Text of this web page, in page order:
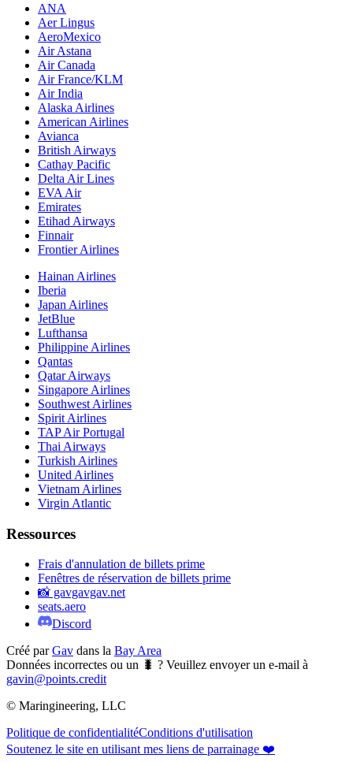
ANA
Aer Lingus
AeroMexico
Air Astana
Air Canada
Air France/KLM
Air India
Alaska Airlines
American Airlines
Avianca
British Airways
Cathay Pacific
Delta Air Lines
EVA Air
Emirates
Etihad Airways
Finnair
Frontier Airlines
Hainan Airlines
Iberia
Japan Airlines
JetBlue
Lufthansa
Philippine Airlines
Qantas
Qatar Airways
Singapore Airlines
Southwest Airlines
Spirit Airlines
TAP Air Portugal
Thai Airways
Turkish Airlines
United Airlines
Vietnam Airlines
Virgin Atlantic
Ressources
Frais d'annulation de billets prime
Fenêtres de réservation de billets prime
📸 gavgavgav.net
seats.aero
Discord
Créé par Gav dans la Bay Area
Données incorrectes ou un 🐛 ? Veuillez envoyer un e-mail à
gavin@points.credit
© Maringineering, LLC
Politique de confidentialitéConditions d'utilisation
Soutenez le site en utilisant mes liens de parrainage ❤️